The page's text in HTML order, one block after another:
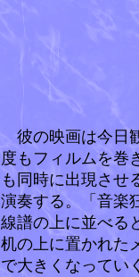
彼の映画は今日
度もフィルムを巻
も同時に出現させ
演奏する。「音楽
線譜の上に並べる
机の上に置かれた
で大きくなってい